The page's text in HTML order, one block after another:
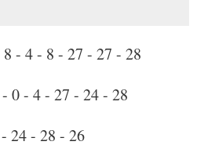
- 4 - 8 - 27 - 27 - 28
0 - 4 - 27 - 24 - 28
24 - 28 - 26